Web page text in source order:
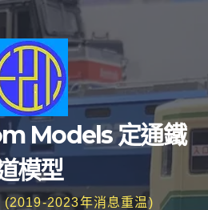
Models 定通鐵
模型
(2019-2023年消息重温)